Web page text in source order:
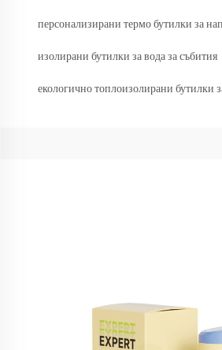
персонализирани термо бутилки за
изолирани бутилки за вода за събития
екологично топлоизолирани бутилки